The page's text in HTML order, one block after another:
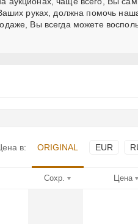
руках, должна помочь наша
Вы всегда можете
в: ORIGINAL EUR
Сохр. Цена